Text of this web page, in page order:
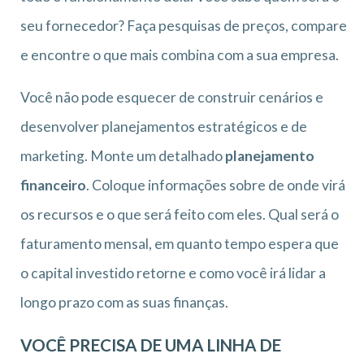
seu fornecedor? Faça pesquisas de preços, compare
e encontre o que mais combina com a sua empresa.
Você não pode esquecer de construir cenários e
desenvolver planejamentos estratégicos e de
marketing. Monte um detalhadoplanejamento
financeiro. Coloque informações sobre de onde virá
os recursos e o que será feito com eles. Qual será o
faturamento mensal, em quanto tempo espera que
o capital investido retorne e como você irá lidar a
longo prazo com as suas finanças.
VOCÊ PRECISA DE UMA LINHA DE